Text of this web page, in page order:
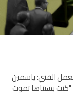
الفني: ياسمين
"كنت بستناها تموت